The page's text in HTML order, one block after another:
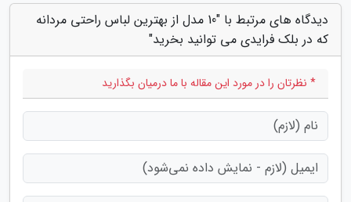
دیدگاه های مرتبط با "10 مدل از بهترین لباس راحتی مردانه
که در بلک فرایدی می توانید بخرید"
* نظرتان را در مورد این مقاله با ما درمیان بگذارید